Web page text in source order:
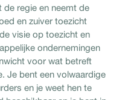
regie en neemt de
en zuiver toezicht
visie op toezicht en
ondernemingen
voor wat betreft
Je bent een volwaardige
en je weet hen te